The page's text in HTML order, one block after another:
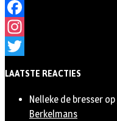
Facebook
Instagram
LAATSTE REACTIES
Nelleke de bresser op
Berkelmans